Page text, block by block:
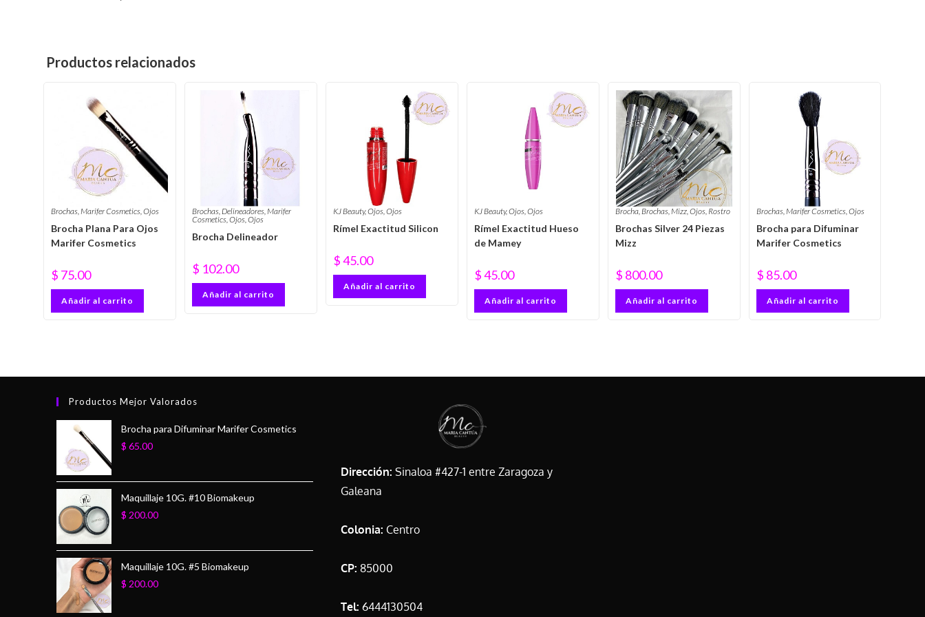
Productos relacionados
Brochas Marifer Cosmetics ,Ojos
Brocha Plana Para Ojos
Marifer Cosmetics
$ 75.00
Añadir al carrito
Brochas Delineadores Marifer
Cosmetics ,Ojos ,Ojos
Brocha Delineador
$ 102.00
Añadir al carrito
KJ Beauty,Ojos ,Ojos
Rímel Exactitud Silicon
$45.00
Añadir al carrito
KJ Beauty,Ojos ,Ojos
Rímel Exactitud Hueso
de Mamey
$45.00
Añadir al carrito
Brocha Brochas Mizz ,Ojos Rostro
Brochas Silver 24 Piezas
Mizz
$ 800.00
Añadir al carrito
Brochas Marifer Cosmetics ,Ojos
Brocha para Difuminar
Marifer Cosmetics
$ 85.00
Añadir al carrito
Productos Mejor Valorados
Brocha para Difuminar Marifer Cosmetics
$ 65.00
Maquillaje 10G. #10 Biomakeup
$ 200.00
Maquillaje 10G. #5 Biomakeup
$ 200.00
Dirección: Sinaloa #427-1 entre Zaragoza y
Galeana
Colonia: Centro
CP: 85000
Tel: 6444130504